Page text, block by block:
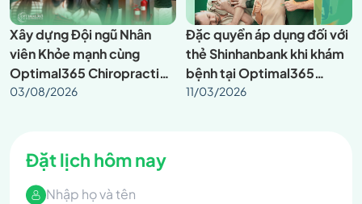
Xây dựng Đội ngũ Nhân
viên Khỏe mạnh cùng
Optimal365 Chiropractic:
Corporate Wellness Tầm
03/08/2026
Đặc quyền áp dụng đối với
thẻ Shinhanbank khi khám
bệnh tại Optimal365
Chiropratic
11/03/2026
Đặt lịch hôm nay